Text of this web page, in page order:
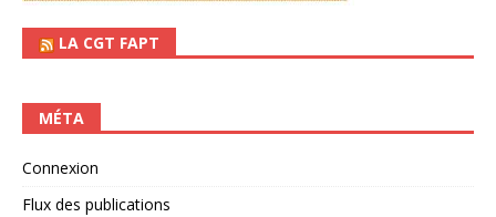
LA CGT FAPT
MÉTA
Connexion
Flux des publications